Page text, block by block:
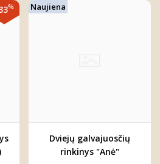
% Naujiena
Dviejų galvajuosčių
rinkinys "Anė"